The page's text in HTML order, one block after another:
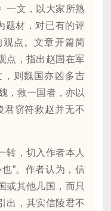
文，以大家所熟
题材，对已有的评
点。文章开篇简
点，指出赵国在军
则魏国亦凶多吉
，救一国者，亦以
君窃符救赵并无不
，切入作者本人
”。作者认为，信
或其他几国，而只
出，其实信陵君不